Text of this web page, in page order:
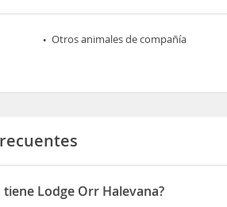
Otros animales de compañía
Lodge Orr Halevana?